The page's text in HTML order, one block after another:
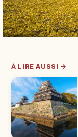
À LIRE AUSSI →